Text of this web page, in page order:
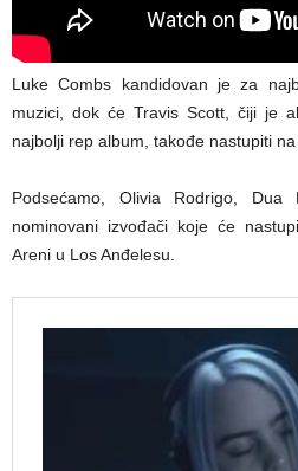
Luke Combs kandidovan je za
muzici, dok će Travis Scott, čiji je
najbolji rep album, takođe nastupiti
Podsećamo, Olivia Rodrigo,
nominovani izvođači koje će
Areni u Los Anđelesu.